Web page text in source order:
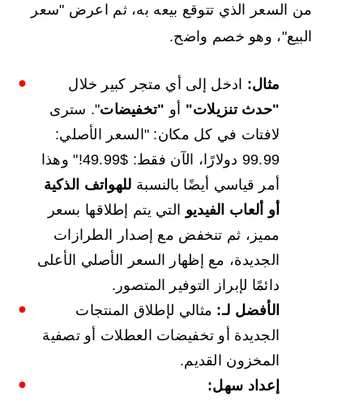
من السعر الذي تتوقع بيعه به، ثم اعرض "سعر
البيع"، وهو خصم واضح.
مثال: ادخل إلى أي متجر كبير خلال
"حدث تنزيلات" أو "تخفيضات". سترى
لافتات في كل مكان: "السعر الأصلي:
99.99 دولارًا، الآن فقط: $49.99!" وهذا
أمر قياسي أيضًا بالنسبة للهواتف الذكية
أو ألعاب الفيديو التي يتم إطلاقها بسعر
مميز، ثم تنخفض مع إصدار الطرازات
الجديدة، مع إظهار السعر الأصلي الأعلى
دائمًا لإبراز التوفير المتصور.
الأفضل لـ: مثالي لإطلاق المنتجات
الجديدة أو تخفيضات العطلات أو تصفية
المخزون القديم.
إعداد سهل: